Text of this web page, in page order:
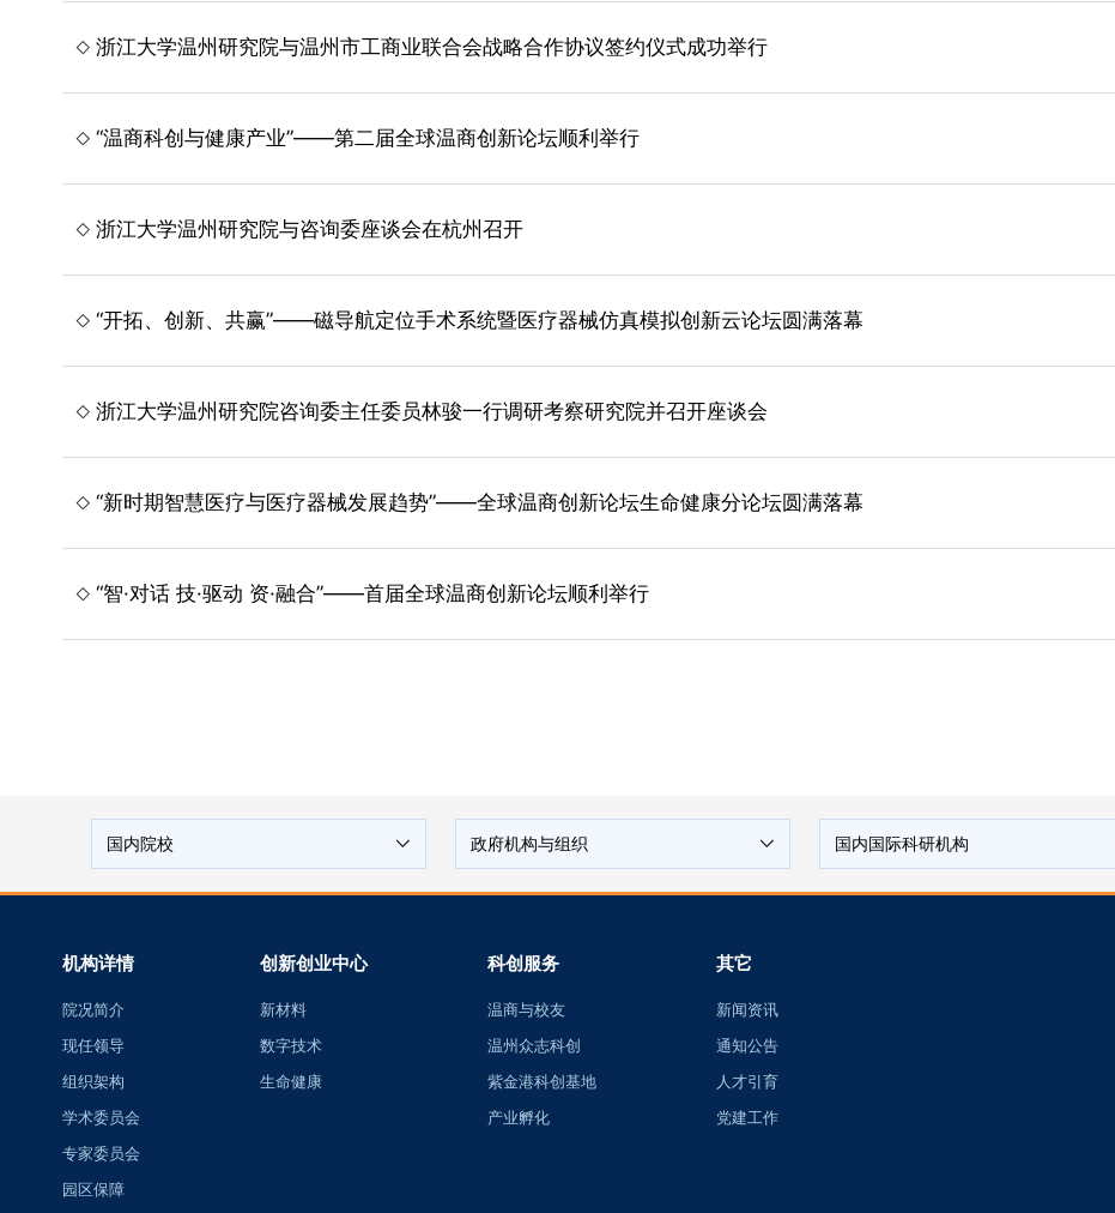
浙江大学温州研究院与温州市工商业联合会战略合作协议签约仪式成功举行
“温商科创与健康产业”——第二届全球温商创新论坛顺利举行
浙江大学温州研究院与咨询委座谈会在杭州召开
“开拓、创新、共赢”——磁导航定位手术系统暨医疗器械仿真模拟创新云论坛圆满落幕
浙江大学温州研究院咨询委主任委员林骏一行调研考察研究院并召开座谈会
“新时期智慧医疗与医疗器械发展趋势”——全球温商创新论坛生命健康分论坛圆满落幕
“智·对话 技·驱动 资·融合”——首届全球温商创新论坛顺利举行
国内院校 政府机构与组织 国内国际科研机构
机构详情
院况简介
现任领导
组织架构
学术委员会
专家委员会
园区保障
创新创业中心
新材料
数字技术
生命健康
科创服务
温商与校友
温州众志科创
紫金港科创基地
产业孵化
其它
新闻资讯
通知公告
人才引育
党建工作